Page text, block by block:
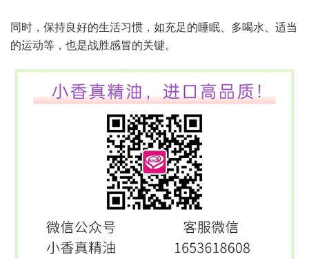
同时，保持良好的生活习惯，如充足的睡眠、多喝水、适当
的运动等，也是战胜感冒的关键。